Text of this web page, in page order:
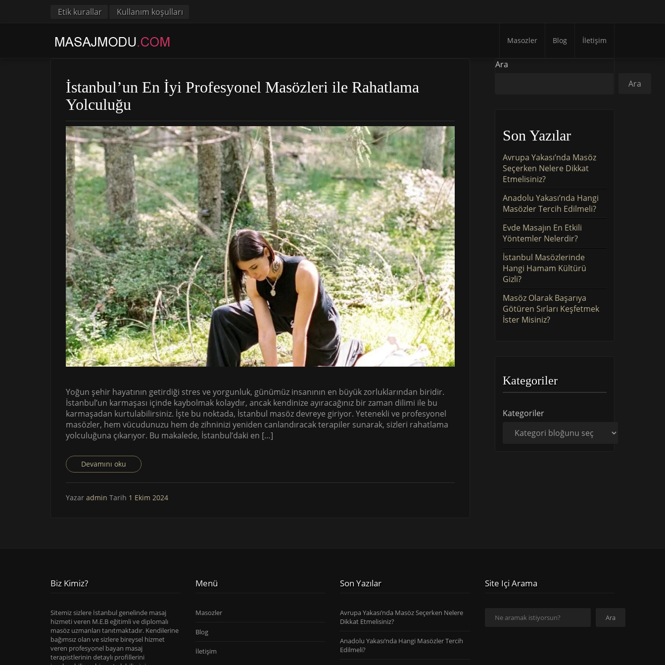
Etik kurallar Kullanım koşulları
Masozler Blog İletişim
İstanbul’un En İyi Profesyonel Masözleri ile Rahatlama
Yolculuğu
Yoğun şehir hayatının getirdiği stres ve yorgunluk, günümüz insanının en büyük zorluklarından biridir.
İstanbul’un karmaşası içinde kaybolmak kolaydır, ancak kendinize ayıracağınız bir zaman dilimi ile bu
karmaşadan kurtulabilirsiniz. İşte bu noktada, İstanbul masöz devreye giriyor. Yetenekli ve profesyonel
masözler, hem vücudunuzu hem de zihninizi yeniden canlandıracak terapiler sunarak, sizleri rahatlama
yolculuğuna çıkarıyor. Bu makalede, İstanbul’daki en […]
Devamını oku
Yazar admin Tarih 1 Ekim 2024
Ara
Ara
Son Yazılar
Avrupa Yakası’nda Masöz
Seçerken Nelere Dikkat
Etmelisiniz?
Anadolu Yakası’nda Hangi
Masözler Tercih Edilmeli?
Evde Masajın En Etkili
Yöntemler Nelerdir?
İstanbul Masözlerinde
Hangi Hamam Kültürü
Gizli?
Masöz Olarak Başarıya
Götüren Sırları Keşfetmek
İster Misiniz?
Kategoriler
Kategoriler
Biz Kimiz?
Sitemiz sizlere İstanbul genelinde masaj
hizmeti veren M.E.B eğitimli ve diplomalı
masöz uzmanları tanıtmaktadır. Kendilerine
bağımsız olan ve sizlere bireysel hizmet
veren profesyonel bayan masaj
terapistlerinin detaylı profillerini
Menü
Masozler
Blog
İletişim
Son Yazılar
Avrupa Yakası’nda Masöz Seçerken Nelere
Dikkat Etmelisiniz?
Anadolu Yakası’nda Hangi Masözler Tercih
Edilmeli?
Site Içi Arama
Ara